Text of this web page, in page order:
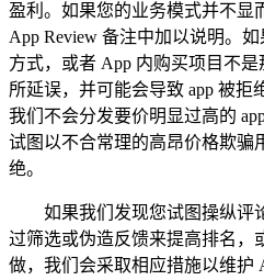
盈利。如果您的业务模式并不显
App Review 备注中加以说明。
方式，或者 App 内购买项目不
所延误，并可能会导致 app 被拒
我们不会分发要价明显过高的
试图以不合常理的高昂价格欺骗
绝。
如果我们发现您试图操纵评
过筛选或伪造反馈来提高排名，
做，我们会采取相应措施以维护